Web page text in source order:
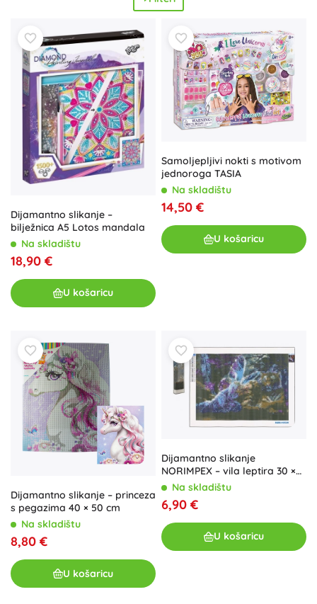
Dijamantno slikanje –
bilježnica A5 Lotos mandala
Na skladištu
18,90 €
U košaricu
Samoljepljivi nokti s motivom
jednoroga TASIA
Na skladištu
14,50 €
U košaricu
Dijamantno slikanje – princeza
s pegazima 40 × 50 cm
Na skladištu
8,80 €
U košaricu
Dijamantno slikanje
NORIMPEX – vila leptira 30 ×
40 cm
Na skladištu
6,90 €
U košaricu